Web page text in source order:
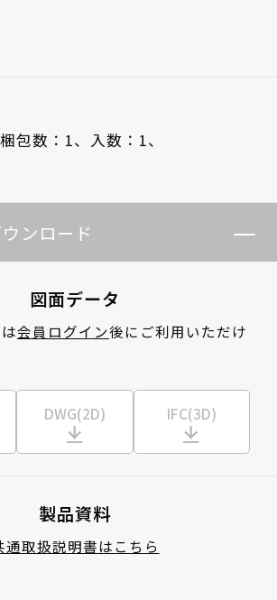
梱包数：1、 入数：1、
ンロード
図面データ
会員ログイン後にご利用いただけ
DWG(2D) IFC(3D)
製品資料
通取扱説明書はこちら